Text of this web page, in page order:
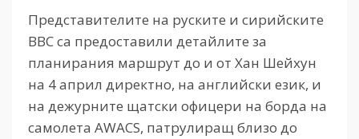
Представителите на руските и сирийските
ВВС са предоставили детайлите за
планирания маршрут до и от Хан Шейхун
на 4 април директно, на английски език, и
на дежурните щатски офицери на борда на
самолета AWACS, патрулиращ близо до